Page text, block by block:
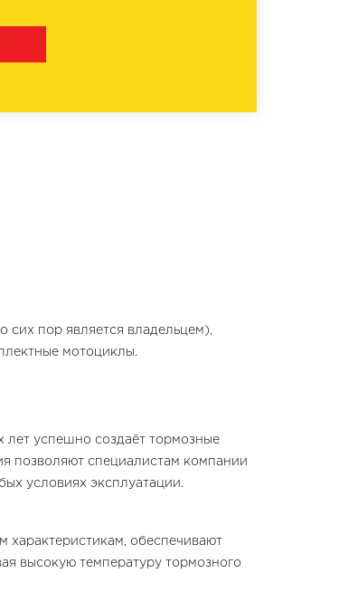
сих пор является владельцем),
мотоциклы.
успешно создаёт тормозные
позволяют специалистам компании
условиях эксплуатации.
характеристикам, обеспечивают
высокую температуру тормозного